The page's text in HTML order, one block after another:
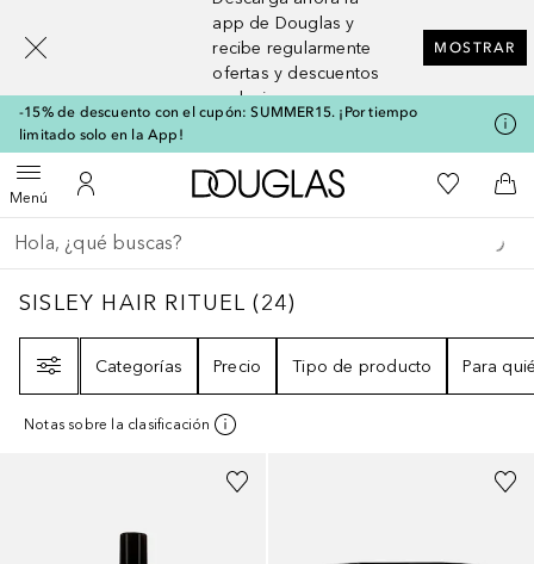
app de Douglas y
recibe regularmente
ofertas y descuentos
exclusivos
MOSTRAR
-15% de descuento con el cupón: SUMMER15. ¡Por tiempo
limitado solo en la App!
MenúAbrir menúMi cuenta
A Douglas HomeMi lista de
A
Regresar
Ejecutar búsqueda
SISLEY HAIR RITUEL24
SISLEY HAIR RITUEL (24)
Categorías
Precio Tipo de producto Para
Notas sobre la clasificación
[navigation.slideout.screenreader]